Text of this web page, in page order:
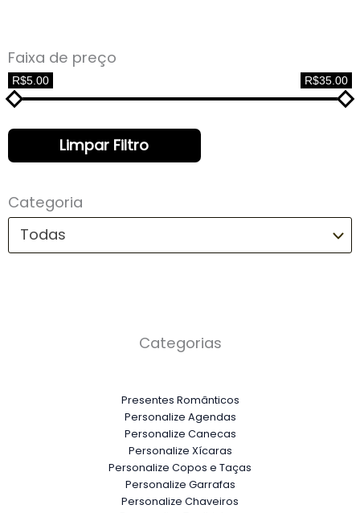
Faixa de preço
R$5.00 R$35.00
Limpar Filtro
Categoria
Todas
Categorias
Presentes Românticos
Personalize Agendas
Personalize Canecas
Personalize Xícaras
Personalize Copos e Taças
Personalize Garrafas
Personalize Chaveiros